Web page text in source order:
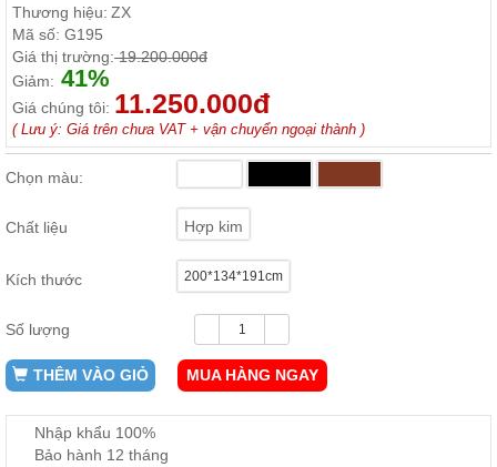
trang
Nội
Thất
Phòng
Ăn
ăn,
kệ
Nội
Ban
Công,
Vườn
Thương hiệu: ZX
Mã số: G195
Giá thị trường:19.200.000đ
Giảm: 41%
Giá chúng tôi: 11.250.000đ
( Lưu ý: Giá trên chưa VAT + vận chuyển ngoại thành )
Chọn màu:
Chất liệu Hợp kim
Kích thước 200*134*191cm
Số lượng
THÊM VÀO GIỎ MUA HÀNG NGAY
Nhập khẩu 100%
Bảo hành 12 tháng